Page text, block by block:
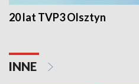
20 lat TVP3 Olsztyn
INNE